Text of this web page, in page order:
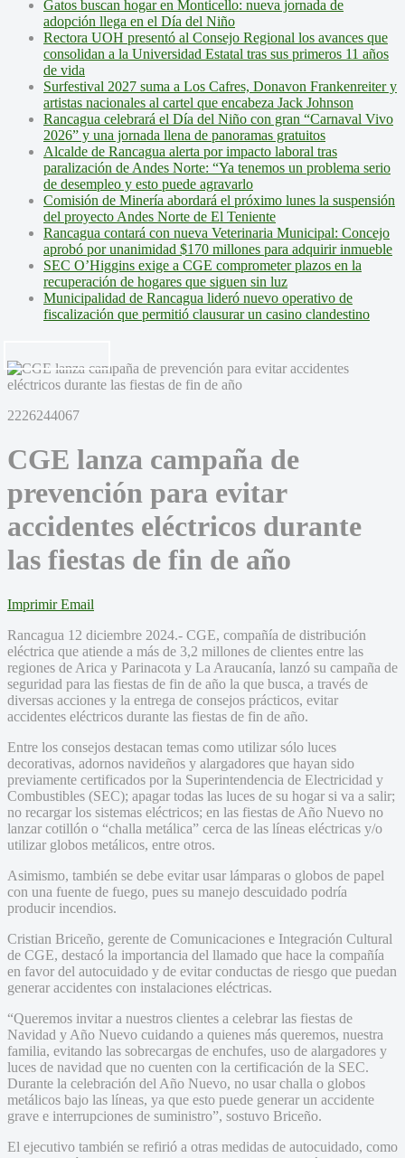
Gatos buscan hogar en Monticello: nueva jornada de
adopción llega en el Día del Niño
Rectora UOH presentó al Consejo Regional los avances que
consolidan a la Universidad Estatal tras sus primeros 11 años
de vida
Surfestival 2027 suma a Los Cafres, Donavon Frankenreiter y
artistas nacionales al cartel que encabeza Jack Johnson
Rancagua celebrará el Día del Niño con gran “Carnaval Vivo
2026” y una jornada llena de panoramas gratuitos
Alcalde de Rancagua alerta por impacto laboral tras
paralización de Andes Norte: “Ya tenemos un problema serio
de desempleo y esto puede agravarlo
Comisión de Minería abordará el próximo lunes la suspensión
del proyecto Andes Norte de El Teniente
Rancagua contará con nueva Veterinaria Municipal: Concejo
aprobó por unanimidad $170 millones para adquirir inmueble
SEC O’Higgins exige a CGE comprometer plazos en la
recuperación de hogares que siguen sin luz
Municipalidad de Rancagua lideró nuevo operativo de
fiscalización que permitió clausurar un casino clandestino
2226244067
CGE lanza campaña de
prevención para evitar
accidentes eléctricos durante
las fiestas de fin de año
Imprimir Email
Rancagua 12 diciembre 2024.- CGE, compañía de distribución
eléctrica que atiende a más de 3,2 millones de clientes entre las
regiones de Arica y Parinacota y La Araucanía, lanzó su campaña de
seguridad para las fiestas de fin de año la que busca, a través de
diversas acciones y la entrega de consejos prácticos, evitar
accidentes eléctricos durante las fiestas de fin de año.
Entre los consejos destacan temas como utilizar sólo luces
decorativas, adornos navideños y alargadores que hayan sido
previamente certificados por la Superintendencia de Electricidad y
Combustibles (SEC); apagar todas las luces de su hogar si va a salir;
no recargar los sistemas eléctricos; en las fiestas de Año Nuevo no
lanzar cotillón o “challa metálica” cerca de las líneas eléctricas y/o
utilizar globos metálicos, entre otros.
Asimismo, también se debe evitar usar lámparas o globos de papel
con una fuente de fuego, pues su manejo descuidado podría
producir incendios.
Cristian Briceño, gerente de Comunicaciones e Integración Cultural
de CGE, destacó la importancia del llamado que hace la compañía
en favor del autocuidado y de evitar conductas de riesgo que puedan
generar accidentes con instalaciones eléctricas.
“Queremos invitar a nuestros clientes a celebrar las fiestas de
Navidad y Año Nuevo cuidando a quienes más queremos, nuestra
familia, evitando las sobrecargas de enchufes, uso de alargadores y
luces de navidad que no cuenten con la certificación de la SEC.
Durante la celebración del Año Nuevo, no usar challa o globos
metálicos bajo las líneas, ya que esto puede generar un accidente
grave e interrupciones de suministro”, sostuvo Briceño.
El ejecutivo también se refirió a otras medidas de autocuidado, como